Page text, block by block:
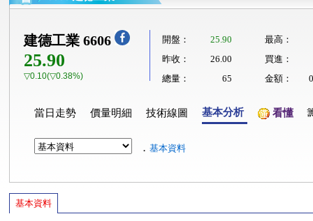
建德工業 6606
25.90
▽0.10(▽0.38%)
開盤： 25.90
最高：
昨收：
26.00
買進：
總量：
65 金額：
當日走勢 價量明細 技術線圖 基本分析 看懂
． 基本資料
基本資料